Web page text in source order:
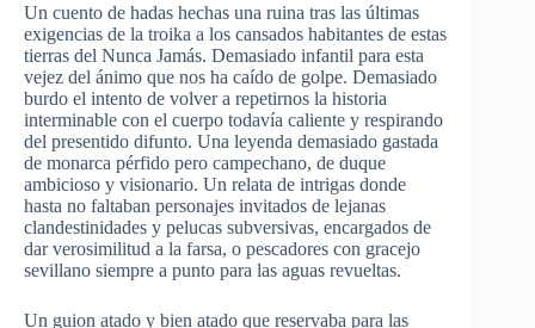
Un cuento de hadas hechas una ruina tras las últimas
exigencias de la troika a los cansados habitantes de estas
tierras del Nunca Jamás. Demasiado infantil para esta
vejez del ánimo que nos ha caído de golpe. Demasiado
burdo el intento de volver a repetirnos la historia
interminable con el cuerpo todavía caliente y respirando
del presentido difunto. Una leyenda demasiado gastada
de monarca pérfido pero campechano, de duque
ambicioso y visionario. Un relata de intrigas donde
hasta no faltaban personajes invitados de lejanas
clandestinidades y pelucas subversivas, encargados de
dar verosimilitud a la farsa, o pescadores con gracejo
sevillano siempre a punto para las aguas revueltas.
Un guion atado y bien atado que reservaba para las